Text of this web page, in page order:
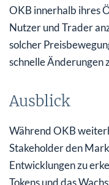
OKB innerhalb ihres
Nutzer und Trader
solcher
schnelle Änderungen
Ausblick
Während OKB
Stakeholder den
Entwicklungen zu
Tokens und das